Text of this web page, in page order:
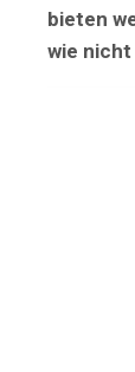
bieten
wie